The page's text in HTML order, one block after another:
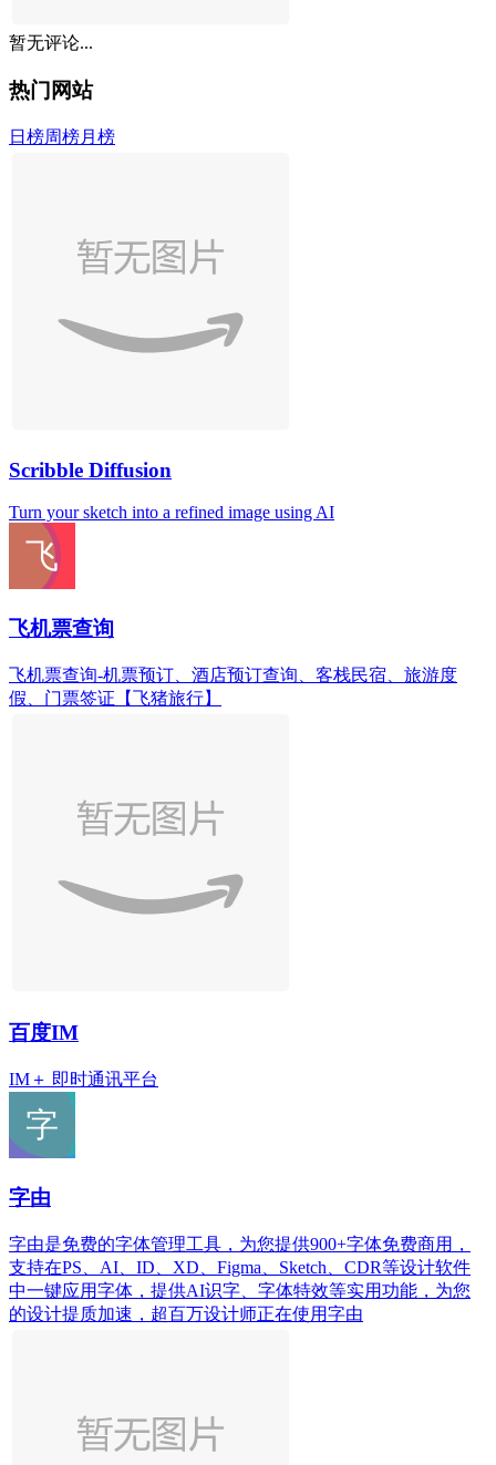
暂无评论...
热门网站
日榜周榜月榜
Scribble Diffusion
Turn your sketch into a refined image using AI
飞机票查询
飞机票查询-机票预订、酒店预订查询、客栈民宿、旅游度
假、门票签证【飞猪旅行】
百度IM
IM＋ 即时通讯平台
字由
字由是免费的字体管理工具，为您提供900+字体免费商用，
支持在PS、AI、ID、XD、Figma、Sketch、CDR等设计软件
中一键应用字体，提供AI识字、字体特效等实用功能，为您
的设计提质加速，超百万设计师正在使用字由